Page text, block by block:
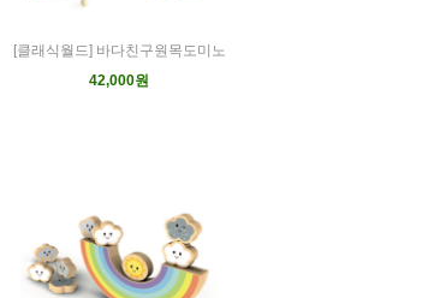
[클래식월드] 바다친구원목도미노
42,000원